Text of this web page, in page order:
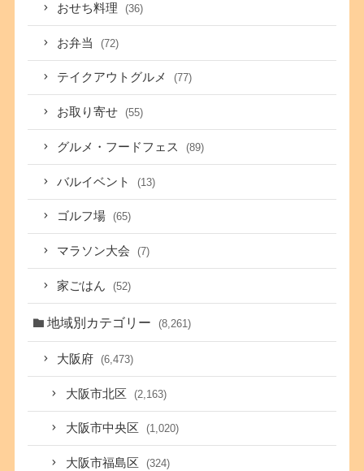
おせち料理 (36)
お弁当 (72)
テイクアウトグルメ (77)
お取り寄せ (55)
グルメ・フードフェス (89)
バルイベント (13)
ゴルフ場 (65)
マラソン大会 (7)
家ごはん (52)
地域別カテゴリー (8,261)
大阪府 (6,473)
大阪市北区 (2,163)
大阪市中央区 (1,020)
大阪市福島区 (324)